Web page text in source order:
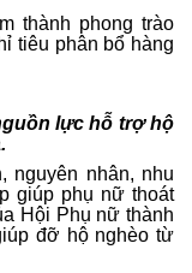
thành phong trào
tiêu phân bổ hàng
lực hỗ trợ hộ
nguyên nhân, nhu
giúp phụ nữ thoát
Hội Phụ nữ thành
đỡ hộ nghèo từ